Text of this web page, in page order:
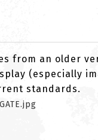
from an older
(especially
standards.